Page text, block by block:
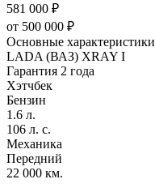
581 000 ₽
от 500 000 ₽
Основные характеристики
LADA (ВАЗ) XRAY I
Гарантия 2 года
Хэтчбек
Бензин
1.6 л.
106 л. с.
Механика
Передний
22 000 км.